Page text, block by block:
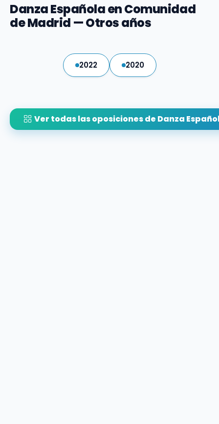
Danza Española en Comunidad
de Madrid — Otros años
2022 2020
Ver todas las oposiciones de Danza